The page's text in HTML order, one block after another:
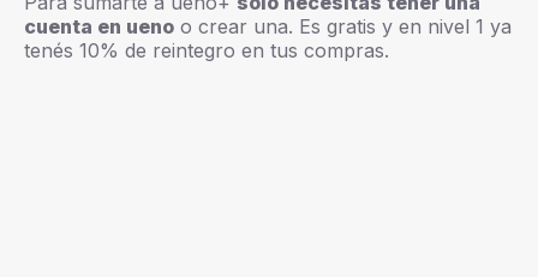
cuenta en ueno o crear una. Es gratis y en nivel 1 ya
tenés 10% de reintegro en tus compras.